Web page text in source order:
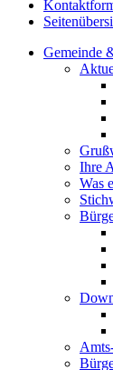
Gemeinde
Ihre
Was